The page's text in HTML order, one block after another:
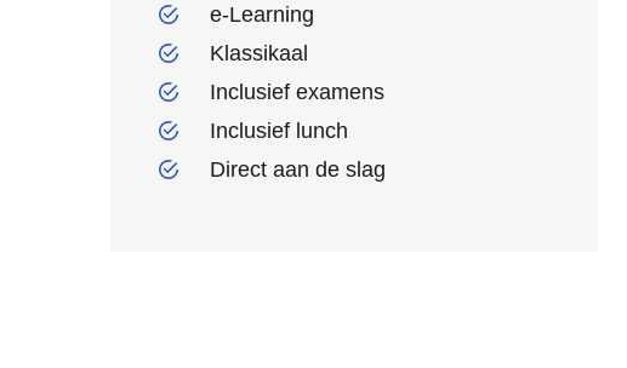
e-Learning
Klassikaal
Inclusief examens
Inclusief lunch
Direct aan de slag